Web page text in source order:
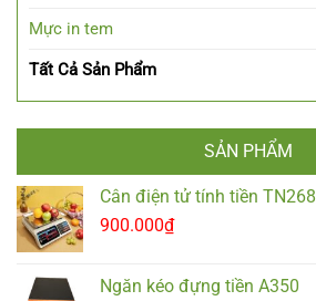
Mực in tem
Tất Cả Sản Phẩm
SẢN PHẨM
Cân điện tử tính tiền TN268
900.000₫
Ngăn kéo đựng tiền A350